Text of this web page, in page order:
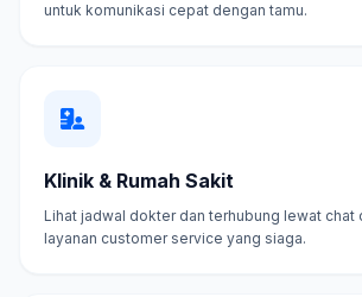
untuk komunikasi cepat dengan tamu.
Klinik & Rumah Sakit
Lihat jadwal dokter dan terhubung lewat chat
layanan customer service yang siaga.